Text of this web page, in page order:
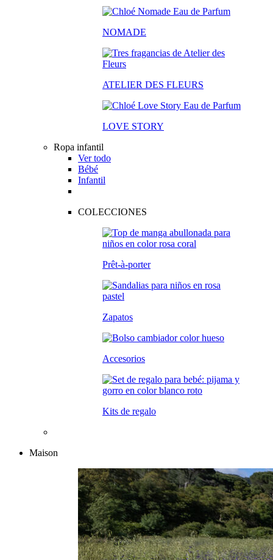
NOMADE
ATELIER DES FLEURS
LOVE STORY
Ropa infantil
Ver todo
Bébé
Infantil
COLECCIONES
Prêt-à-porter
Zapatos
Accesorios
Kits de regalo
Maison